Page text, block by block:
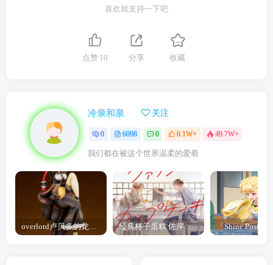
喜欢就支持一下吧
点赞 10 分享 收藏
冷泉和泉 关注
0 6098 0 6.1W+ 49.7W+
我们都在被这个世界温柔的爱着
经典杯子蛋糕 佐岸 漫画「经典杯子蛋糕」宣布真人日剧化